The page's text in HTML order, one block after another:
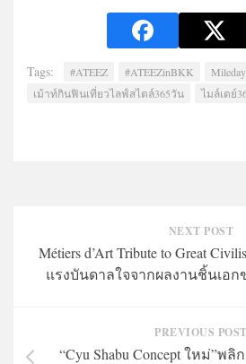
Tags: #ATEEZ #ATEEZinBKK
เม้าท์กินฟินเที่ยวไลฟ์สไตล์365วัน
ไมล์เดย์
NEXT POST
Métiers d’Art Tribute to Great
แรงบันดาลใจจากผลงานชิ้นเ
PREVIOUS POST
“Cyu Shabu Concept ใหม่”พ